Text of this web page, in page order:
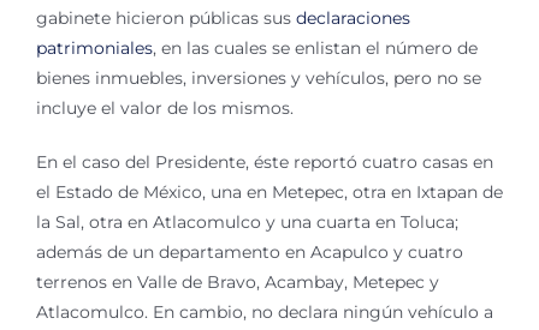
gabinete hicieron públicas sus declaraciones
patrimoniales, en las cuales se enlistan el número de
bienes inmuebles, inversiones y vehículos, pero no se
incluye el valor de los mismos.
En el caso del Presidente, éste reportó cuatro casas en
el Estado de México, una en Metepec, otra en Ixtapan de
la Sal, otra en Atlacomulco y una cuarta en Toluca;
además de un departamento en Acapulco y cuatro
terrenos en Valle de Bravo, Acambay, Metepec y
Atlacomulco. En cambio, no declara ningún vehículo a